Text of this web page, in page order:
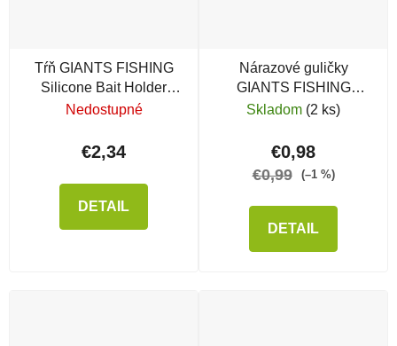
Tŕň GIANTS FISHING
Silicone Bait Holder
Spike
Nedostupné
€2,34
DETAIL
Nárazové guličky
GIANTS FISHING
Rubber Beads
Skladom (2 ks)
€0,98
€0,99 (–1 %)
DETAIL